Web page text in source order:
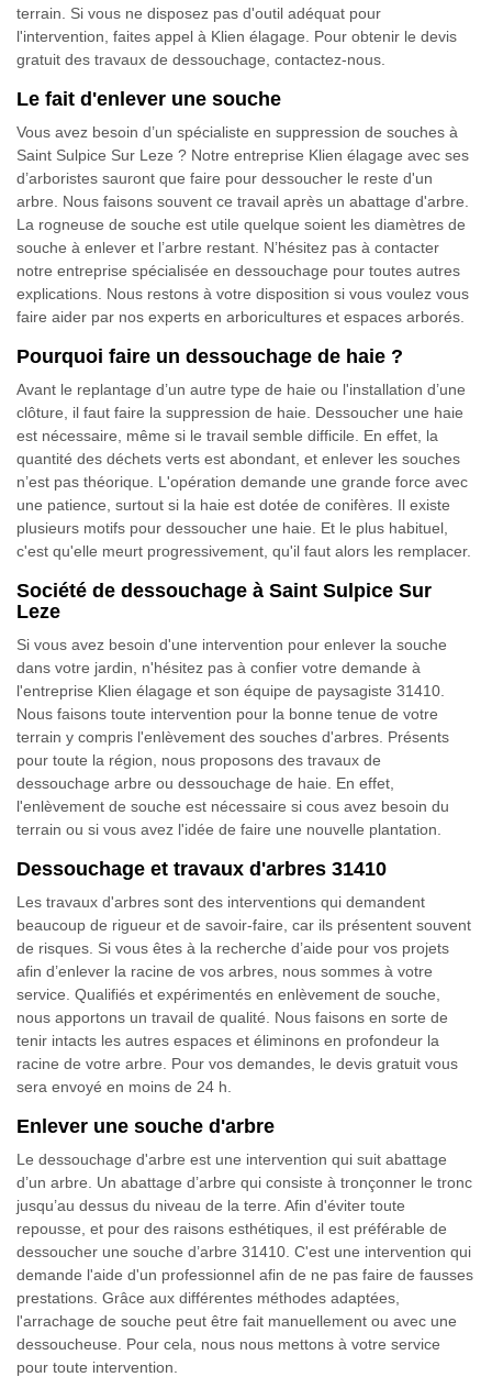
terrain. Si vous ne disposez pas d'outil adéquat pour
l'intervention, faites appel à Klien élagage. Pour obtenir le devis
gratuit des travaux de dessouchage, contactez-nous.
Le fait d'enlever une souche
Vous avez besoin d’un spécialiste en suppression de souches à
Saint Sulpice Sur Leze ? Notre entreprise Klien élagage avec ses
d’arboristes sauront que faire pour dessoucher le reste d'un
arbre. Nous faisons souvent ce travail après un abattage d'arbre.
La rogneuse de souche est utile quelque soient les diamètres de
souche à enlever et l’arbre restant. N’hésitez pas à contacter
notre entreprise spécialisée en dessouchage pour toutes autres
explications. Nous restons à votre disposition si vous voulez vous
faire aider par nos experts en arboricultures et espaces arborés.
Pourquoi faire un dessouchage de haie ?
Avant le replantage d’un autre type de haie ou l'installation d’une
clôture, il faut faire la suppression de haie. Dessoucher une haie
est nécessaire, même si le travail semble difficile. En effet, la
quantité des déchets verts est abondant, et enlever les souches
n’est pas théorique. L'opération demande une grande force avec
une patience, surtout si la haie est dotée de conifères. Il existe
plusieurs motifs pour dessoucher une haie. Et le plus habituel,
c'est qu'elle meurt progressivement, qu'il faut alors les remplacer.
Société de dessouchage à Saint Sulpice Sur
Leze
Si vous avez besoin d'une intervention pour enlever la souche
dans votre jardin, n'hésitez pas à confier votre demande à
l'entreprise Klien élagage et son équipe de paysagiste 31410.
Nous faisons toute intervention pour la bonne tenue de votre
terrain y compris l'enlèvement des souches d'arbres. Présents
pour toute la région, nous proposons des travaux de
dessouchage arbre ou dessouchage de haie. En effet,
l'enlèvement de souche est nécessaire si cous avez besoin du
terrain ou si vous avez l'idée de faire une nouvelle plantation.
Dessouchage et travaux d'arbres 31410
Les travaux d'arbres sont des interventions qui demandent
beaucoup de rigueur et de savoir-faire, car ils présentent souvent
de risques. Si vous êtes à la recherche d’aide pour vos projets
afin d’enlever la racine de vos arbres, nous sommes à votre
service. Qualifiés et expérimentés en enlèvement de souche,
nous apportons un travail de qualité. Nous faisons en sorte de
tenir intacts les autres espaces et éliminons en profondeur la
racine de votre arbre. Pour vos demandes, le devis gratuit vous
sera envoyé en moins de 24 h.
Enlever une souche d'arbre
Le dessouchage d'arbre est une intervention qui suit abattage
d’un arbre. Un abattage d’arbre qui consiste à tronçonner le tronc
jusqu’au dessus du niveau de la terre. Afin d'éviter toute
repousse, et pour des raisons esthétiques, il est préférable de
dessoucher une souche d’arbre 31410. C'est une intervention qui
demande l'aide d'un professionnel afin de ne pas faire de fausses
prestations. Grâce aux différentes méthodes adaptées,
l'arrachage de souche peut être fait manuellement ou avec une
dessoucheuse. Pour cela, nous nous mettons à votre service
pour toute intervention.